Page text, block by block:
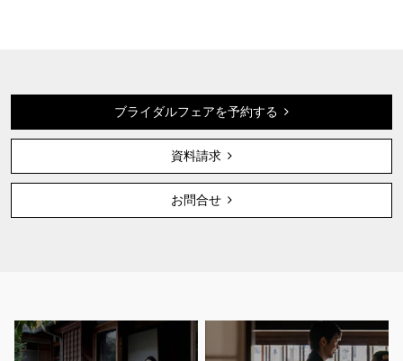
ブライダルフェアを予約する
資料請求
お問合せ